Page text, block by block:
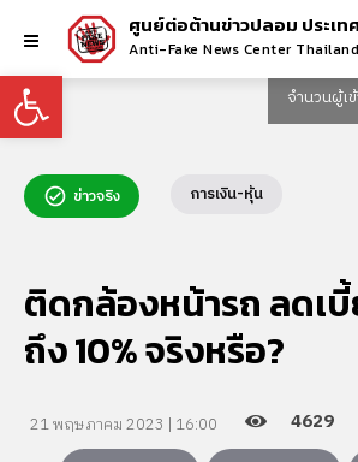
Open toolbar
ศูนย์ต่อต้านข่าวปลอม ประเท
Anti-Fake News Center Thailand
จำนวนผู้เ
ข่าวจริง การเงิน-หุ้น
ติดกล้องหน้ารถ ลดเ
ถึง 10% จริงหรือ?
21 พฤษภาคม 2023 | 16:00 4629